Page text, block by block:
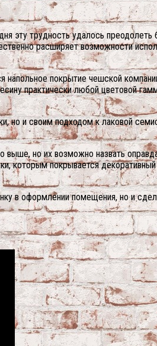
эту трудность удалось преодолеть
расширяет возможности
напольное покрытие чешской
практически любой цветовой
но и своим подходом к лаковой
выше, но их возможно назвать
которым покрывается
в оформлении помещения, но и